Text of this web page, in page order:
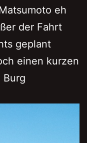
eh
der Fahrt
geplant
einen kurzen
Burg